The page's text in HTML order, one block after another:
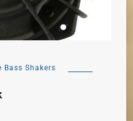
Bass Shakers